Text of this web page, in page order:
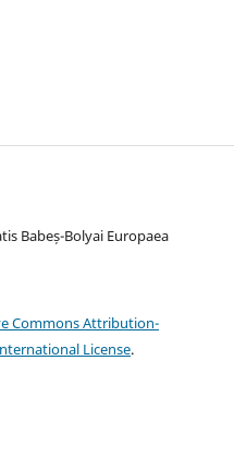
Babeș-Bolyai Europaea
Commons Attribution-
License.